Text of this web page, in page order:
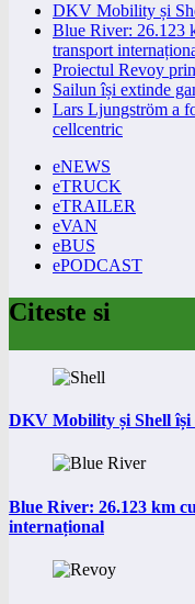
DKV Mobility și
Blue River: 26.123
transport
Proiectul Revoy
Sailun își extinde
Lars Ljungström a
cellcentric
eNEWS
eTRUCK
eTRAILER
eVAN
eBUS
ePODCAST
Citeste si
DKV Mobility și Shell
Blue River: 26.123 km
internațional